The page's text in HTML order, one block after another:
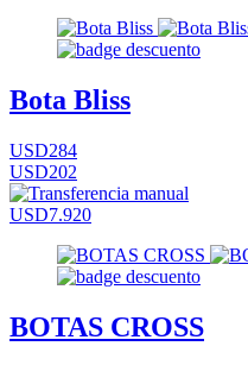
Bota Bliss
USD284
USD202
USD7.920
BOTAS CROSS